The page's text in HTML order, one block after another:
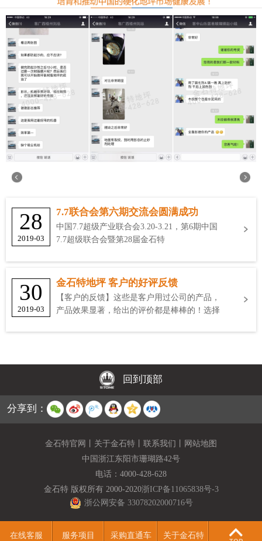
28
2019-03
7.7联合会第六期交流会圆满成功
中国7.7超级产业联合会3.20-3.21，第6期中国
7.7超级联合会暨第28届金石特
30
2019-03
金石特地坪 客户的好评反馈
【客户的反馈】这些是客户用过公司的产品，
产品效果显著，给出的评价都是棒棒的！选择
回到顶部
分享到：
金石特官网 关于金石特 联系我们
网站地图
中国浙江东阳市珊瑚路42号
电话： 4000-428-628
金石特 版权所有 2000-2020浙ICP备11065838号-3
浙公网安备 33078202000716号
在线客服 服务项目 采购直通车 关于金石特